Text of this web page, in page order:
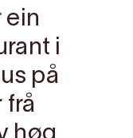
ein
i
på
frå